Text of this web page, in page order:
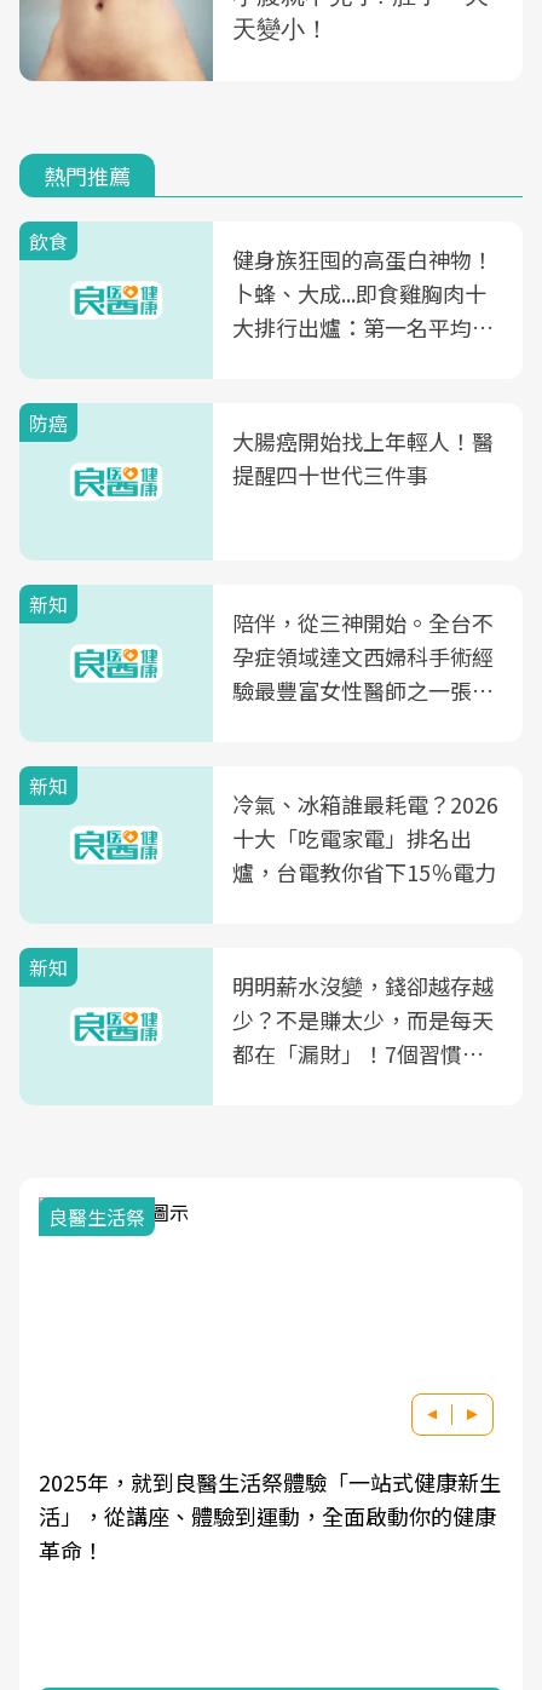
熱門推薦
飲食
健身族狂囤的高蛋白神物！
卜蜂、大成...即食雞胸肉十
大排行出爐：第一名平均一
防癌
大腸癌開始找上年輕人！醫
提醒四十世代三件事
新知
陪伴，從三神開始。全台不
孕症領域達文西婦科手術經
驗最豐富女性醫師之一張永
光田醫院建構360度女性健
康照護生態圈
新知
冷氣、冰箱誰最耗電？2026
十大「吃電家電」排名出
爐，台電教你省下15％電力
新知
明明薪水沒變，錢卻越存越
少？不是賺太少，而是每天
都在「漏財」！7個習慣一
良醫生活祭
2025年，就到良醫生活祭體驗「一站式健康新生
活」，從講座、體驗到運動，全面啟動你的健康
革命！